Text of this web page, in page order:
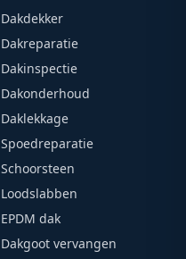
Dakdekker
Dakreparatie
Dakinspectie
Dakonderhoud
Daklekkage
Spoedreparatie
Schoorsteen
Loodslabben
EPDM dak
Dakgoot vervangen